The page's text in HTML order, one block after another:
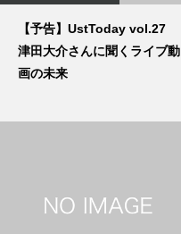
【予告】UstToday vol.27
津田大介さんに聞くライブ動
画の未来